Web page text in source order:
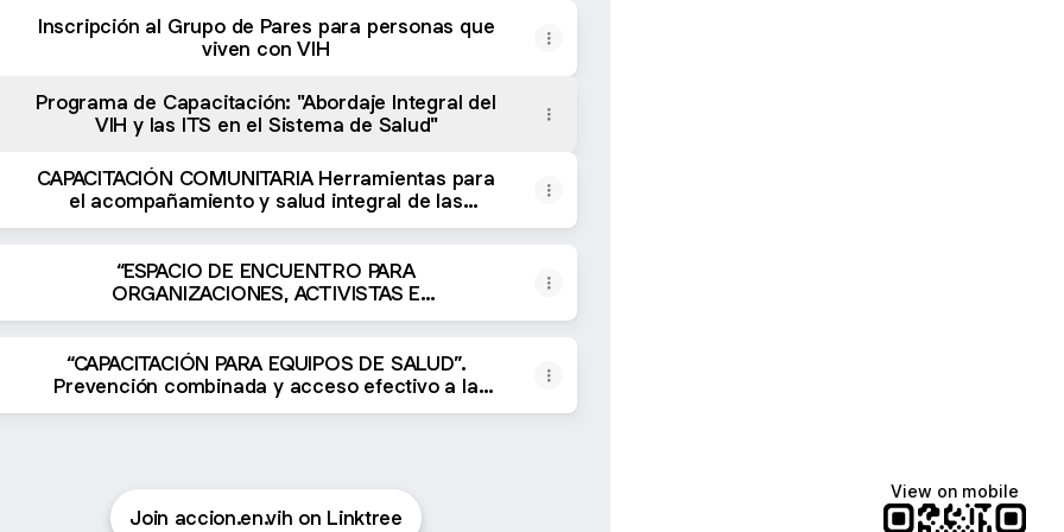
Inscripción al Grupo de Pares para personas que
viven con VIH
Programa de Capacitación: "Abordaje Integral del
VIH y las ITS en el Sistema de Salud"
CAPACITACIÓN COMUNITARIA Herramientas para
el acompañamiento y salud integral de las
personas con VIH
“ESPACIO DE ENCUENTRO PARA
ORGANIZACIONES, ACTIVISTAS E
INSTITUCIONES". Herramientas para abordar el
“CAPACITACIÓN PARA EQUIPOS DE SALUD”.
Prevención combinada y acceso efectivo a la
atención en VIH.
Join accion.en.vih on Linktree
View on mobile